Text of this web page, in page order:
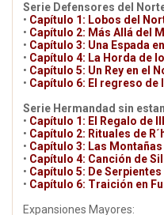
Serie Defensores del
• Capítulo 1: Lobos del
• Capítulo 2: Más Allá del
• Capítulo 3: Una Espada
• Capítulo 4: La Horda de
• Capítulo 5: Un Rey en el
• Capítulo 6: El regreso de
Serie Hermandad sin
• Capítulo 1: El Regalo de
• Capítulo 2: Rituales de
• Capítulo 3: Las Montañas
• Capítulo 4: Canción de
• Capítulo 5: De Serpientes
• Capítulo 6: Traición en
Expansiones Mayores: